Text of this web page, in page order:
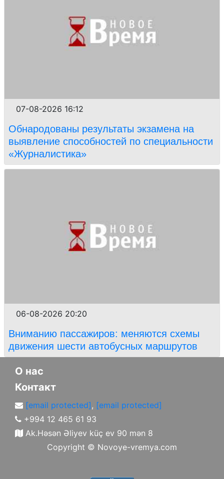
07-08-2026 16:12
Обнародованы результаты экзамена на
выявление способностей по специальности
«Журналистика»
06-08-2026 20:20
Вниманию пассажиров: меняются схемы
движения шести автобусных маршрутов
О нас
Контакт
[email protected], [email protected]
+994 12 465 61 93
Ak.Həsən Əliyev küç ev 90 mən 8
Copyright © Novoye-vremya.com